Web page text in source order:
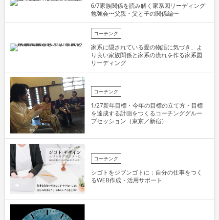
6/7家族関係を読み解く家系図リーディング
勉強会〜父親・父と子の関係編〜
コーチング
家系に隠されている愛の物語に気づき、よ
り良い家族関係と家系の流れを作る家系図
リーディング
コーチング
1/27新年目標・今年の目標の立て方・目標
を達成する計画をつくるコーチンググルー
プセッション（東京／新宿）
コーチング
シゴトをジブンゴトに：自分の仕事をつく
るWEB作成・活用サポート